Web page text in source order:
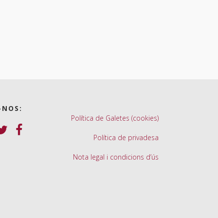
Política de Galetes (cookies)
Política de privadesa
Nota legal i condicions d’ús